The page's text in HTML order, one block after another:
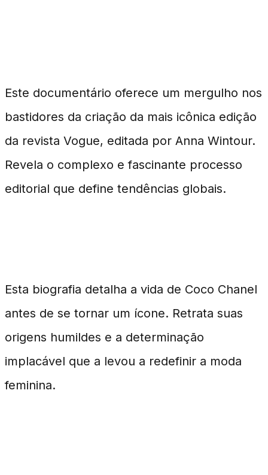
Este documentário oferece um mergulho nos
bastidores da criação da mais icônica edição
da revista Vogue, editada por Anna Wintour.
Revela o complexo e fascinante processo
editorial que define tendências globais.
Esta biografia detalha a vida de Coco Chanel
antes de se tornar um ícone. Retrata suas
origens humildes e a determinação
implacável que a levou a redefinir a moda
feminina.